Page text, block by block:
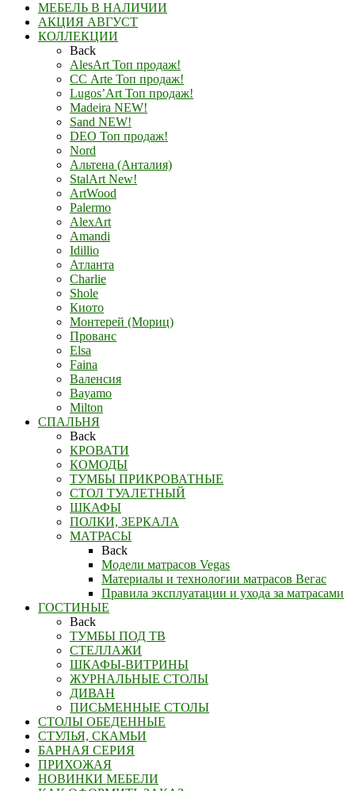
МЕБЕЛЬ В НАЛИЧИИ
АКЦИЯ АВГУСТ
КОЛЛЕКЦИИ
Back
AlesArt Топ продаж!
СС Arte Топ продаж!
Lugos’Art Топ продаж!
Madeira NEW!
Sand NEW!
DEO Топ продаж!
Nord
Альтена (Анталия)
StalArt New!
ArtWood
Palermo
AlexArt
Amandi
Idillio
Атланта
Charlie
Shole
Киото
Монтерей (Мориц)
Прованс
Elsa
Faina
Валенсия
Bayamo
Milton
СПАЛЬНЯ
Back
КРОВАТИ
КОМОДЫ
ТУМБЫ ПРИКРОВАТНЫЕ
СТОЛ ТУАЛЕТНЫЙ
ШКАФЫ
ПОЛКИ, ЗЕРКАЛА
МАТРАСЫ
Back
Модели матрасов Vegas
Материалы и технологии матрасов Вегас
Правила эксплуатации и ухода за матрасами
ГОСТИНЫЕ
Back
ТУМБЫ ПОД ТВ
СТЕЛЛАЖИ
ШКАФЫ-ВИТРИНЫ
ЖУРНАЛЬНЫЕ СТОЛЫ
ДИВАН
ПИСЬМЕННЫЕ СТОЛЫ
СТОЛЫ ОБЕДЕННЫЕ
СТУЛЬЯ, СКАМЬИ
БАРНАЯ СЕРИЯ
ПРИХОЖАЯ
НОВИНКИ МЕБЕЛИ